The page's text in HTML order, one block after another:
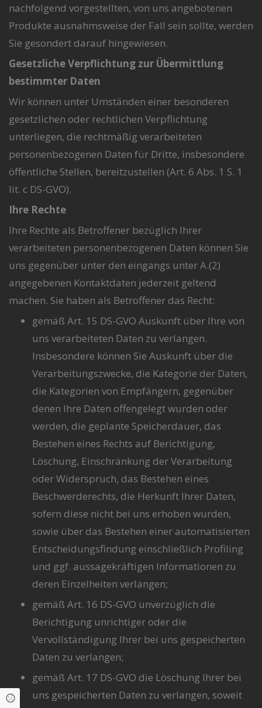
nachfolgend vorgestellten, von uns angebotenen
Produkte ausnahmsweise der Fall sein sollte, werden
Sie gesondert darauf hingewiesen.
Gesetzliche Verpflichtung zur Übermittlung
bestimmter Daten
Wir können unter Umständen einer besonderen
gesetzlichen oder rechtlichen Verpflichtung
unterliegen, die rechtmäßig verarbeiteten
personenbezogenen Daten für Dritte, insbesondere
öffentliche Stellen, bereitzustellen (Art. 6 Abs. 1 S. 1
lit. c DS-GVO).
Ihre Rechte
Ihre Rechte als Betroffener bezüglich Ihrer
verarbeiteten personenbezogenen Daten können Sie
uns gegenüber unter den eingangs unter A.(2)
angegebenen Kontaktdaten jederzeit geltend
machen. Sie haben als Betroffener das Recht:
gemäß Art. 15 DS-GVO Auskunft über Ihre von
uns verarbeiteten Daten zu verlangen.
Insbesondere können Sie Auskunft über die
Verarbeitungszwecke, die Kategorie der Daten,
die Kategorien von Empfängern, gegenüber
denen Ihre Daten offengelegt wurden oder
werden, die geplante Speicherdauer, das
Bestehen eines Rechts auf Berichtigung,
Löschung, Einschränkung der Verarbeitung
oder Widerspruch, das Bestehen eines
Beschwerderechts, die Herkunft Ihrer Daten,
sofern diese nicht bei uns erhoben wurden,
sowie über das Bestehen einer automatisierten
Entscheidungsfindung einschließlich Profiling
und ggf. aussagekräftigen Informationen zu
deren Einzelheiten verlangen;
gemäß Art. 16 DS-GVO unverzüglich die
Berichtigung unrichtiger oder die
Vervollständigung Ihrer bei uns gespeicherten
Daten zu verlangen;
gemäß Art. 17 DS-GVO die Löschung Ihrer bei
uns gespeicherten Daten zu verlangen, soweit
Cookie Einstellungen